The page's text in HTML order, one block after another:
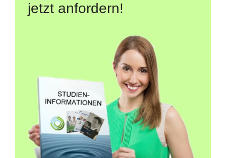
jetzt anfordern!